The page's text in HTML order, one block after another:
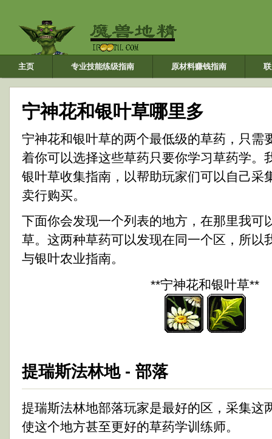
主页 专业技能练级指南 原材料赚钱指南
宁神花和银叶草哪里多
宁神花和银叶草的两个最低级的草药，只需
着你可以选择这些草药只要你学习草药学。
银叶草收集指南，以帮助玩家们可以自己采
卖行购买。
下面你会发现一个列表的地方，在那里我可
草。这两种草药可以发现在同一个区，所以
与银叶农业指南。
**宁神花和银叶草**
提瑞斯法林地 - 部落
提瑞斯法林地部落玩家是最好的区，采集这
使这个地方甚至更好的草药学训练师。